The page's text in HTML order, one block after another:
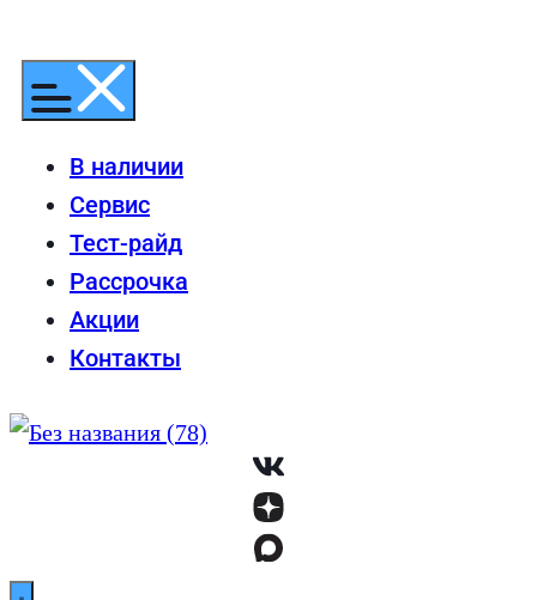
содержимому
В наличии
Сервис
Тест-райд
Рассрочка
Акции
Контакты